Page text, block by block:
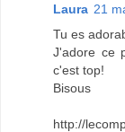
Laura 21
Tu es
J'adore ce
c'est top!
Bisous
http://